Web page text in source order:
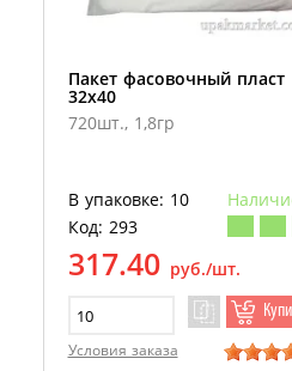
Пакет фасовочный пласт
32х40
720шт., 1,8гр
В упаковке: 10
Код: 293
317.40 руб./шт.
Условия заказа